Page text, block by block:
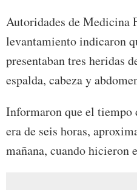
Autoridades de Medicina
levantamiento indicaron
presentaban tres heridas
espalda, cabeza y
Informaron que el tiempo
era de seis horas,
mañana, cuando hicieron